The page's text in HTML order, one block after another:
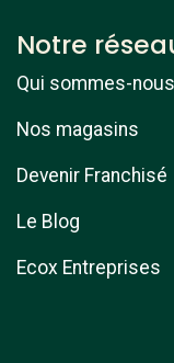
Notre
Qui sommes-
Nos magasins
Devenir Franchisé
Le Blog
Ecox Entreprises